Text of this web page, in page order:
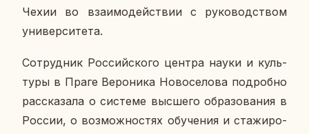
Чехии во вза­и­мо­дей­ствии с ру­ко­вод­ством
уни­вер­си­те­та.
Со­труд­ник Рос­сий­ско­го центра науки и куль­
ту­ры в Праге Ве­ро­ни­ка Но­во­се­ло­ва по­дроб­но
рас­ска­за­ла о си­сте­ме выс­ше­го об­ра­зо­ва­ния в
России, о воз­мож­но­стях обу­че­ния и ста­жи­ро­